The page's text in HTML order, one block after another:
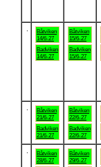
Båtviken
14/6-27
Badviken
14/6-27
Båtviken
15/6-27
Badviken
15/6-27
Båtviken
21/6-27
Badviken
21/6-27
Båtviken
22/6-27
Badviken
22/6-27
Båtviken
28/6-27
Båtviken
29/6-27